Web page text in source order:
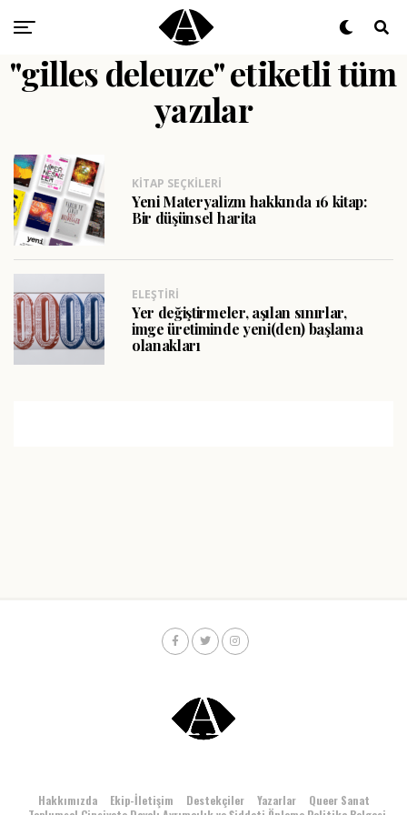
"gilles deleuze" etiketli tüm
yazılar
KITAP SEÇKILERI
Yeni Materyalizm hakkında 16 kitap:
Bir düşünsel harita
ELEŞTIRI
Yer değiştirmeler, aşılan sınırlar,
imge üretiminde yeni(den) başlama
olanakları
Hakkımızda Ekip-İletişim Destekçiler Yazarlar
Queer Sanat